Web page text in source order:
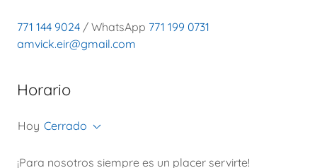
771 144 9024 / WhatsApp 771 199 0731
amvick.eir@gmail.com
Horario
Hoy Cerrado
¡Para nosotros siempre es un placer servirte!